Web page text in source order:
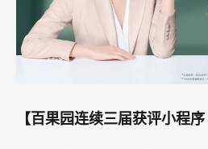
【百果园连续三届获评小程序